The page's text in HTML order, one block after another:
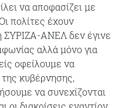
να αποφασίζει με
πολίτες έχουν
ΣΥΡΙΖΑ-ΑΝΕΛ δεν έγινε
αλλά μόνο για
οφείλουμε να
κυβέρνησης,
να συνεχίζονται